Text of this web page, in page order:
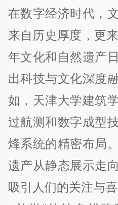
在数字经济时代，
来自历史厚度，更
年文化和自然遗产
出科技与文化深度
如，天津大学建筑
过航测和数字成型
烽系统的精密布局
遗产从静态展示走
吸引人们的关注与